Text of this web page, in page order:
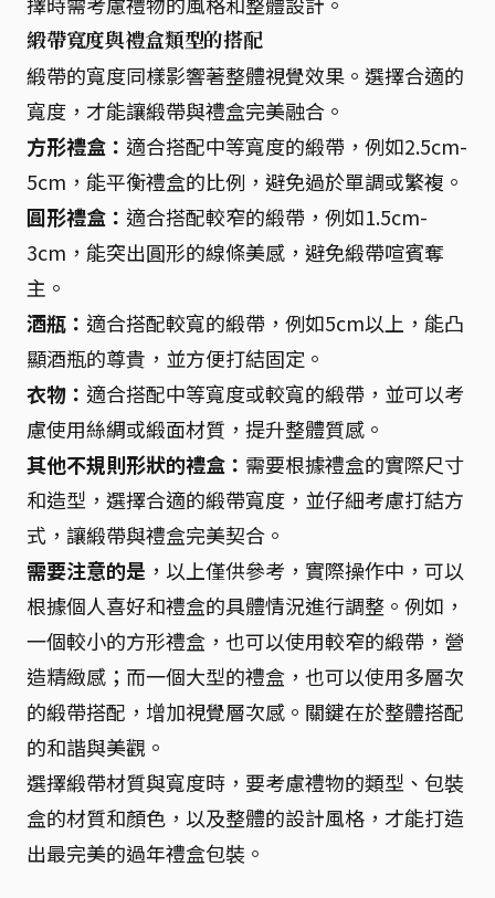
緞帶寬度與禮盒類型的搭配
緞帶的寬度同樣影響著整體視覺效果。選擇合適的
寬度，才能讓緞帶與禮盒完美融合。
方形禮盒： 適合搭配中等寬度的緞帶，例如2.5cm-
5cm，能平衡禮盒的比例，避免過於單調或繁複。
圓形禮盒： 適合搭配較窄的緞帶，例如1.5cm-
3cm，能突出圓形的線條美感，避免緞帶喧賓奪
主。
酒瓶： 適合搭配較寬的緞帶，例如5cm以上，能凸
顯酒瓶的尊貴，並方便打結固定。
衣物： 適合搭配中等寬度或較寬的緞帶，並可以考
慮使用絲綢或緞面材質，提升整體質感。
其他不規則形狀的禮盒： 需要根據禮盒的實際尺寸
和造型，選擇合適的緞帶寬度，並仔細考慮打結方
式，讓緞帶與禮盒完美契合。
需要注意的是 ，以上僅供參考，實際操作中，可以
根據個人喜好和禮盒的具體情況進行調整。例如，
一個較小的方形禮盒，也可以使用較窄的緞帶，營
造精緻感；而一個大型的禮盒，也可以使用多層次
的緞帶搭配，增加視覺層次感。關鍵在於整體搭配
的和諧與美觀。
選擇緞帶材質與寬度時，要考慮禮物的類型、包裝
盒的材質和顏色，以及整體的設計風格，才能打造
出最完美的過年禮盒包裝。